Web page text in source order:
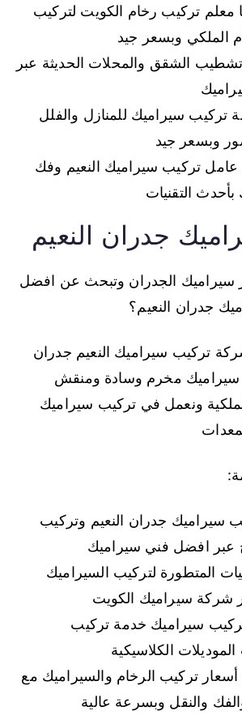
معلم تركيب رخام الكويت لتركيب
الملكي وبسعر جيد
الشقق والمحلات الحديثة عبر
تركيب سيراميك للمنازل والفلل
وبسعر جيد
عامل تركيب سيراميك النعيم وفك
التقنيات
جدران النعيم
الجدران وتبحث عن افضل
جدران النعيم؟
تركيب سيراميك النعيم جدران
مخرم وسادة ومنقش
ونعمل في تركيب سيراميك
سيراميك جدران النعيم وتركيب
عبر افضل فني سيراميك
المتطورة لتركيب السيراميك
شركة سيراميك الكويت
سيراميك خدمة تركيب
الكلاسيكية
أسعار تركيب الرخام والسيراميك مع
والنقل وبسرعة عالية